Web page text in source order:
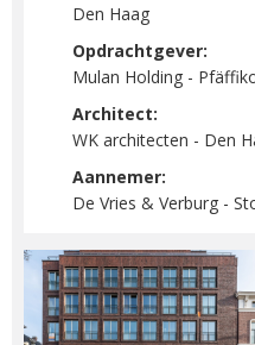
Den Haag
Opdrachtgever:
Mulan Holding -
Architect:
WK architecten - Den
Aannemer:
De Vries & Verburg -